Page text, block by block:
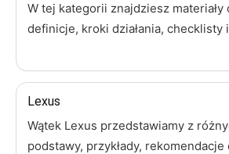
W tej kategorii znajdziesz materiały
definicje, kroki działania, checklisty i
Lexus
Wątek Lexus przedstawiamy z
podstawy, przykłady,